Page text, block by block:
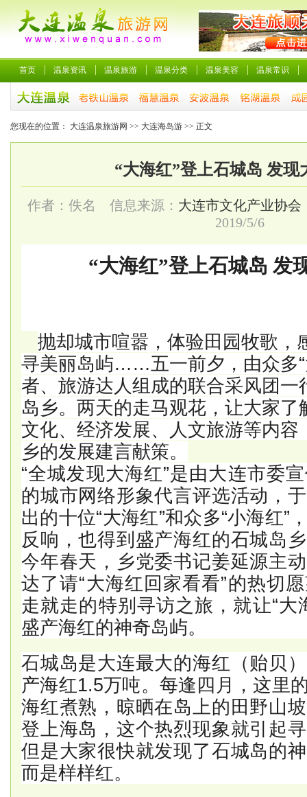
首页 温泉资讯 温泉旅游 温泉分类 温泉美容 温泉常识
您现在的位置： 大连温泉旅游网 >> 大连海岛游 >> 正文
“大海红”登上石城岛 发现
作者：佚名 信息来源： 大连市文化产业协会
2019/5/6
“大海红”登上石城岛 发
抛却城市喧嚣，体验田园牧歌，
寻美丽岛屿……五一前夕，由众多“
者、旅游达人组成的联合采风团一
岛乡。两天的走马观花，让大家了
文化、经济发展、人文旅游等内容
乡的发展建言献策。
“全城发现大海红”是由大连市委
的城市网络形象代言评选活动，
出的十位“大海红”和众多“小海红”
反响，也得到盛产海红的石城岛
今年春天，乡党委书记姜延源主
达了请“大海红回家看看”的热切
走就走的特别寻访之旅，就让“大
盛产海红的神奇岛屿。
石城岛是大连最大的海红（贻贝
产海红1.5万吨。每逢四月，这里
海红煮熟，晾晒在岛上的田野山
登上海岛，这个热烈现象就引起
但是大家很快就发现了石城岛的
而是样样红。